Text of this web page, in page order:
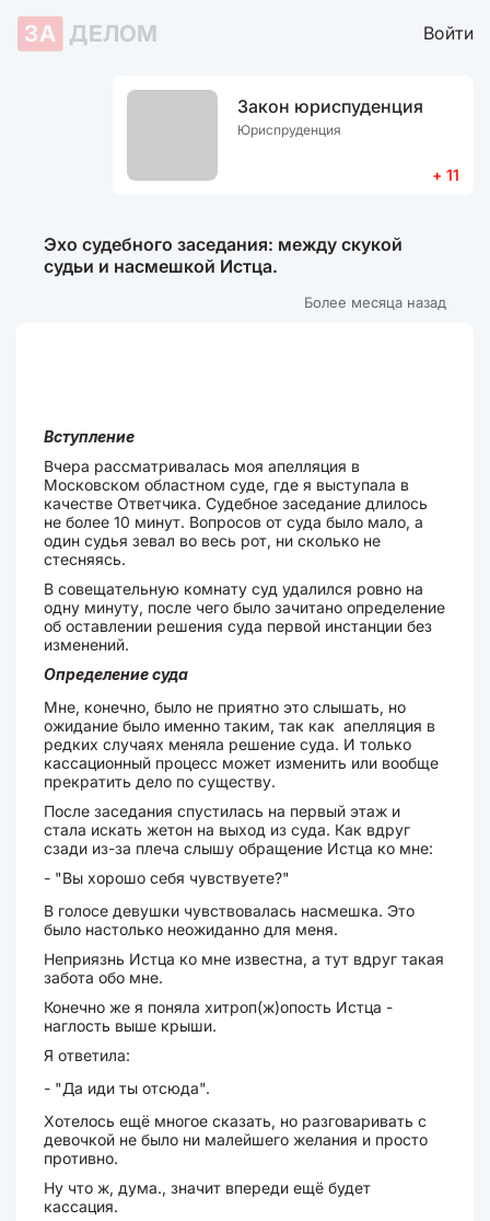
ЗА ДЕЛОМ Войти
Закон юриспуденция
Юриспруденция
+ 11
Эхо судебного заседания: между скукой
судьи и насмешкой Истца.
Более месяца назад
Вступление
Вчера рассматривалась моя апелляция в
Московском областном суде, где я выступала в
качестве Ответчика. Судебное заседание длилось
не более 10 минут. Вопросов от суда было мало, а
один судья зевал во весь рот, ни сколько не
стесняясь.
В совещательную комнату суд удалился ровно на
одну минуту, после чего было зачитано определение
об оставлении решения суда первой инстанции без
изменений.
Определение суда
Мне, конечно, было не приятно это слышать, но
ожидание было именно таким, так как апелляция в
редких случаях меняла решение суда. И только
кассационный процесс может изменить или вообще
прекратить дело по существу.
После заседания спустилась на первый этаж и
стала искать жетон на выход из суда. Как вдруг
сзади из-за плеча слышу обращение Истца ко мне:
- "Вы хорошо себя чувствуете?"
В голосе девушки чувствовалась насмешка. Это
было настолько неожиданно для меня.
Неприязнь Истца ко мне известна, а тут вдруг такая
забота обо мне.
Конечно же я поняла хитроп(ж)опость Истца -
наглость выше крыши.
Я ответила:
- "Да иди ты отсюда".
Хотелось ещё многое сказать, но разговаривать с
девочкой не было ни малейшего желания и просто
противно.
Ну что ж, дума., значит впереди ещё будет
кассация.